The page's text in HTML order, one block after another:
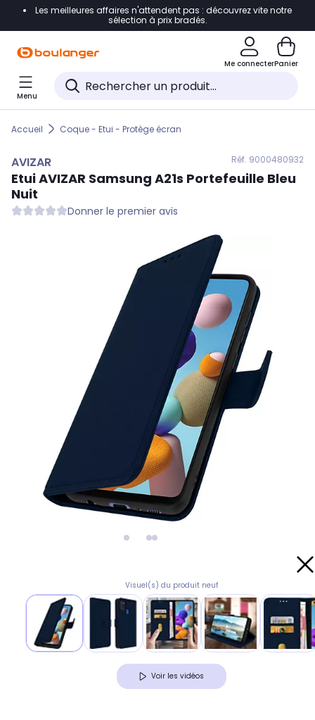
Accéder directement à la navigation
Accéder directement au pied de page
Accéder directement au chatbot
Les meilleures affaires n'attendent pas : découvrez vite notre
sélection à prix bradés.
Me connecterPanier
Menu
Accueil Coque - Etui - Protège écran
AVIZAR Réf. 9000480932
EtuiAVIZAR Samsung A21s Portefeuille Bleu
Nuit
Donner le premier avis
Visuel(s) du produit neuf
Voir les vidéos